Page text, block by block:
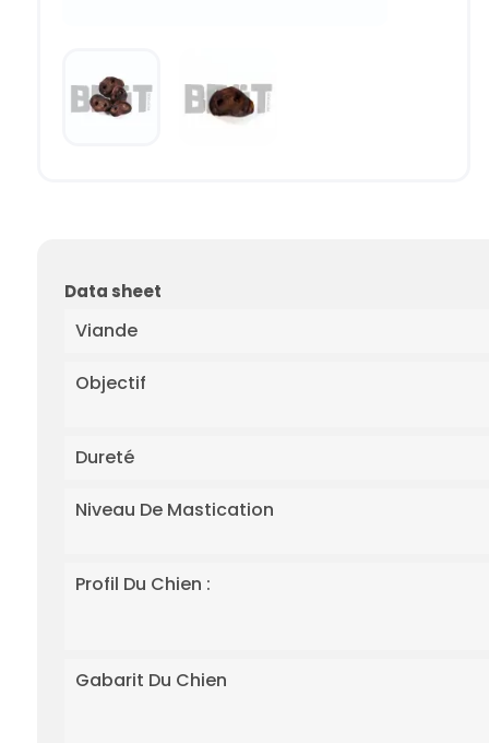
Data sheet
Viande
Objectif
Dureté
Niveau De Mastication
Profil Du Chien :
Gabarit Du Chien